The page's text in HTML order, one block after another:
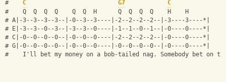
# C G7
C
#    Q  Q  Q  Q    Q  Q  H      Q  Q  Q  Q    H    H
# A|-3--3--3--3--|-0--3--3----|-2--2--2--2--|-3----3----*|
# E|-3--3--0--3--|-3--3--0----|-1--1--0--1--|-0----0----*|
# C|-0--0--0--0--|-0--0--0----|-2--2--2--2--|-0----0----*|
# G|-0--0--0--0--|-0--0--0----|-0--0--0--0--|-0----0----*|
#    I'll bet my money on a bob-tailed nag. Somebody bet on